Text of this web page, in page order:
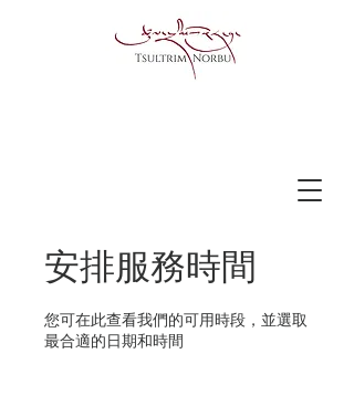
安排服務時間
您可在此查看我們的可用時段，並選取
最合適的日期和時間